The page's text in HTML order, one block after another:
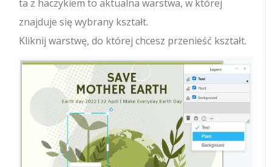
ta z haczykiem to aktualna warstwa, w której
znajduje się wybrany kształt.
Kliknij warstwę, do której chcesz przenieść kształt.